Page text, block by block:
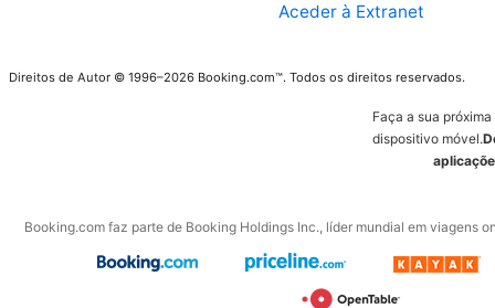
Aceder à Extranet
Direitos de Autor © 1996–2026 Booking.com™. Todos os direitos reservados.
Faça a sua
dispositivo móvel.
Booking.com faz parte de Booking Holdings Inc., líder mundial em viagens